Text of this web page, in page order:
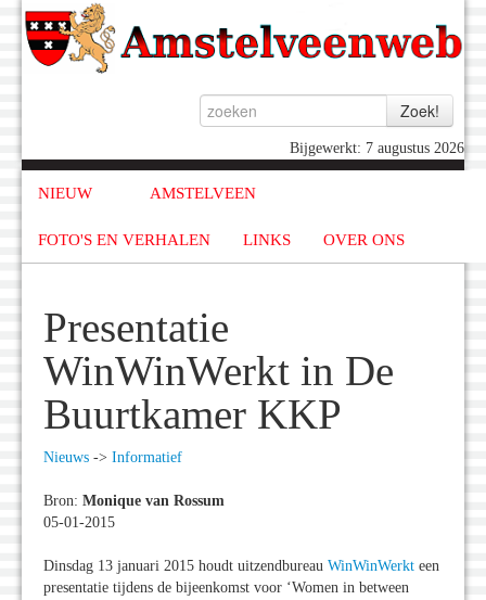
Bijgewerkt: 7 augustus 2026
NIEUW AMSTELVEEN
FOTO'S EN VERHALEN LINKS OVER ONS
Presentatie
WinWinWerkt in De
Buurtkamer KKP
Nieuws -> Informatief
Bron: Monique van Rossum
05-01-2015
Dinsdag 13 januari 2015 houdt uitzendbureau WinWinWerkt een
presentatie tijdens de bijeenkomst voor ‘Women in between